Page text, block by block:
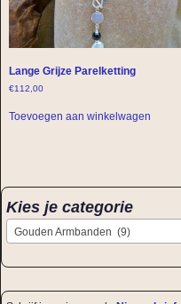
Lange Grijze Parelketting
€112,00
Toevoegen aan winkelwagen
Kies je categorie
Gouden Armbanden (9)